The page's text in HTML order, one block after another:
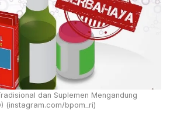
dan Suplemen Mengandung
(instagram.com/bpom_ri)